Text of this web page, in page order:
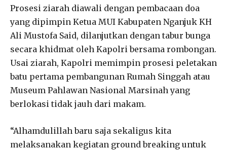
Prosesi ziarah diawali dengan pembacaan doa
yang dipimpin Ketua MUI Kabupaten Nganjuk KH
Ali Mustofa Said, dilanjutkan dengan tabur bunga
secara khidmat oleh Kapolri bersama rombongan.
Usai ziarah, Kapolri memimpin prosesi peletakan
batu pertama pembangunan Rumah Singgah atau
Museum Pahlawan Nasional Marsinah yang
berlokasi tidak jauh dari makam.
“Alhamdulillah baru saja sekaligus kita
melaksanakan kegiatan ground breaking untuk